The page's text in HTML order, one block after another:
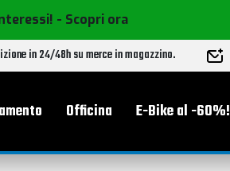
- Scopri ora
in 24/48h su merce in magazzino.
Officina E-Bike al -60%!